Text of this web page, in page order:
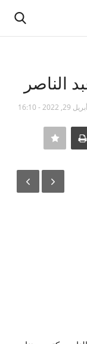
الناصر
أبريل 29, 2022 - 16:10